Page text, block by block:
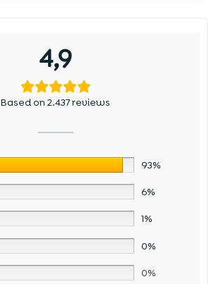
4,9
Based on 2.437 reviews
93%
6%
1%
0%
0%